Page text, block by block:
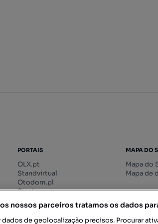
PORTAIS
OLX.pt
Standvirtual
Otodom.pl
Storia.ro
MAPA DO
Mapa do
Mapa de
nossos parceiros tratamos os dados
dados de geolocalização precisos. Procurar